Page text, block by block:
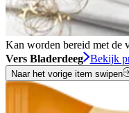
Kan worden bereid met de
Vers Bladerdeeg Bekijk
Naar het vorige item swipen